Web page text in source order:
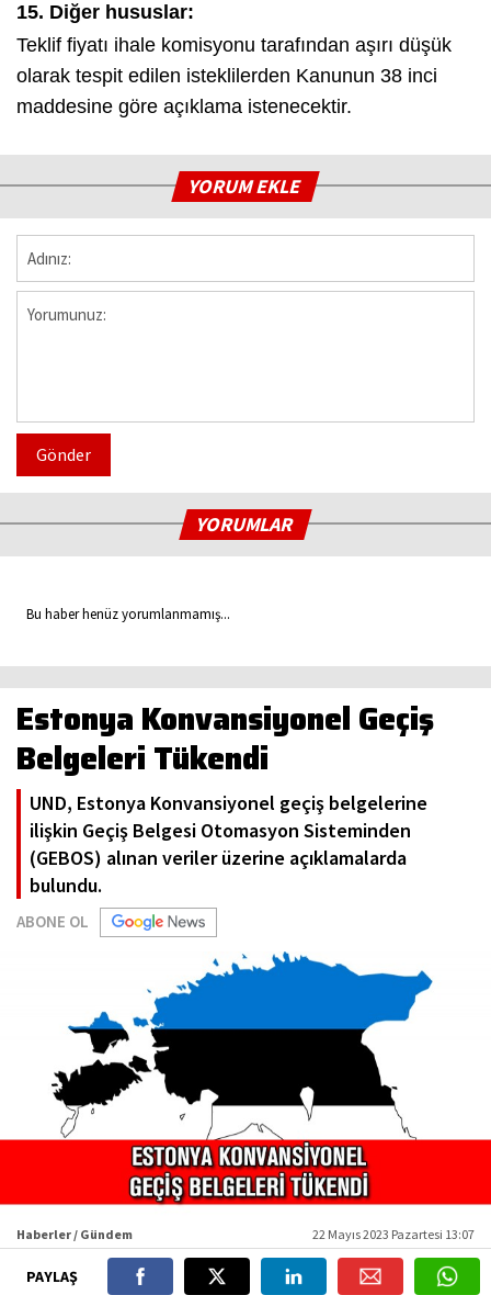
15. Diğer hususlar:
Teklif fiyatı ihale komisyonu tarafından aşırı düşük
olarak tespit edilen isteklilerden Kanunun 38 inci
maddesine göre açıklama istenecektir.
YORUM EKLE
Gönder
YORUMLAR
Bu haber henüz yorumlanmamış...
Estonya Konvansiyonel Geçiş
Belgeleri Tükendi
UND, Estonya Konvansiyonel geçiş belgelerine
ilişkin Geçiş Belgesi Otomasyon Sisteminden
(GEBOS) alınan veriler üzerine açıklamalarda
bulundu.
ABONE OL
Haberler / Gündem 22 Mayıs 2023 Pazartesi 13:07
PAYLAŞ